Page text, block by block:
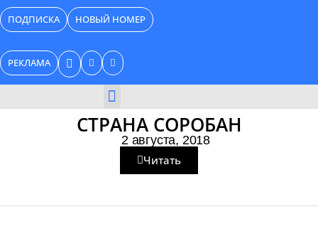
Перейти
к
ПОДПИСКА НОВЫЙ НОМЕР
РЕКЛАМА
СТРАНА СОРОБАН
2 августа, 2018
Читать